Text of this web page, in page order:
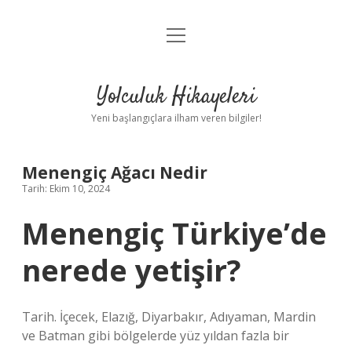
Anasayfa
Yasal Uyarı
menüyü
Yolculuk Hikayeleri
Yeni başlangıçlara ilham veren bilgiler!
Menengiç Ağacı Nedir
Tarih: Ekim 10, 2024
Menengiç Türkiye’de
nerede yetişir?
Tarih. İçecek, Elazığ, Diyarbakır, Adıyaman, Mardin
ve Batman gibi bölgelerde yüz yıldan fazla bir